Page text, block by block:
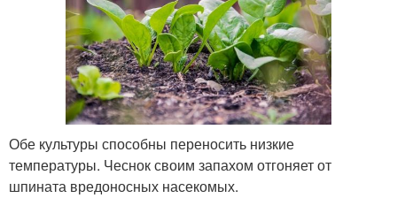
Обе культуры способны переносить низкие
температуры. Чеснок своим запахом отгоняет от
шпината вредоносных насекомых.